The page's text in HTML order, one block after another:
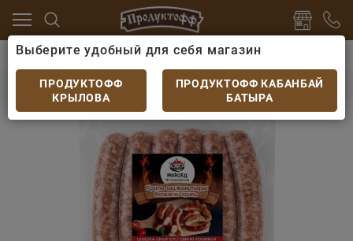
Мясо и птица замороженные, охлажденные
Колбаски Мясоед гриль свино-говяжьи
Выберите удобный для себя магазин
ПРОДУКТОФФ
КРЫЛОВА
ПРОДУКТОФФ КАБАНБАЙ
БАТЫРА